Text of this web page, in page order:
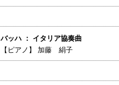
バッハ ： イタリア協奏曲
【ピアノ】 加藤 絹子